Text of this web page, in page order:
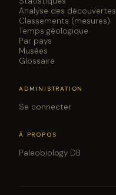
Analyse des découvertes
Classements (mesures)
Temps géologique
Par pays
Musées
Glossaire
ADMINISTRATION
Se connecter
À PROPOS
Paleobiology DB